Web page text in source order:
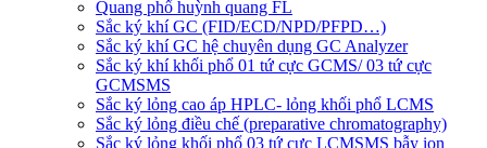
Quang phổ huỳnh quang FL
Sắc ký khí GC (FID/ECD/NPD/PFPD…)
Sắc ký khí GC hệ chuyên dụng GC Analyzer
Sắc ký khí khối phổ 01 tứ cực GCMS/ 03 tứ cực
GCMSMS
Sắc ký lỏng cao áp HPLC- lỏng khối phổ LCMS
Sắc ký lỏng điều chế (preparative chromatography)
Sắc ký lỏng khối phổ 03 tứ cực LCMSMS bẫy ion